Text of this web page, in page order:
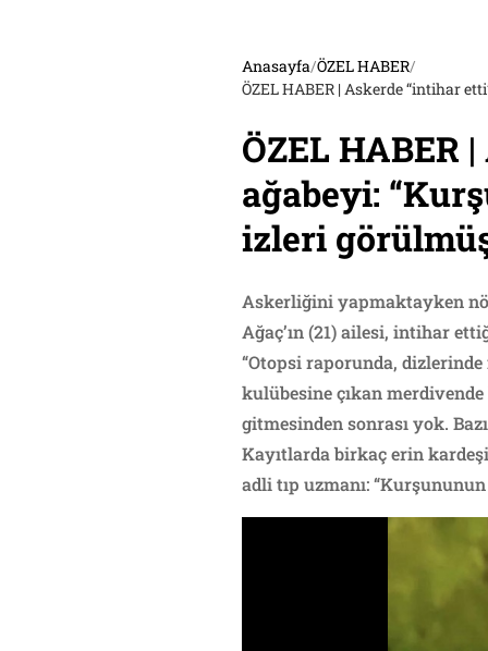
Anasayfa/ÖZEL HABER/
ÖZEL HABER | Askerde “intihar
ÖZEL HABER
ağabeyi:
izleri
Askerliğini yapmaktayken
Ağaç’ın (21) ailesi, intihar
“Otopsi raporunda,
kulübesine çıkan
gitmesinden sonrası yok.
Kayıtlarda birkaç erin
adli tıp uzmanı: